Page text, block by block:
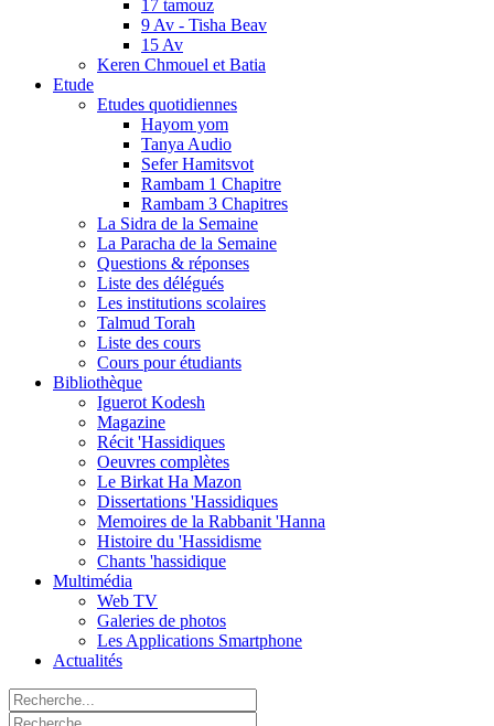
17 tamouz
9 Av - Tisha Beav
15 Av
Keren Chmouel et Batia
Etude
Etudes quotidiennes
Hayom yom
Tanya Audio
Sefer Hamitsvot
Rambam 1 Chapitre
Rambam 3 Chapitres
La Sidra de la Semaine
La Paracha de la Semaine
Questions & réponses
Liste des délégués
Les institutions scolaires
Talmud Torah
Liste des cours
Cours pour étudiants
Bibliothèque
Iguerot Kodesh
Magazine
Récit 'Hassidiques
Oeuvres complètes
Le Birkat Ha Mazon
Dissertations 'Hassidiques
Memoires de la Rabbanit 'Hanna
Histoire du 'Hassidisme
Chants 'hassidique
Multimédia
Web TV
Galeries de photos
Les Applications Smartphone
Actualités